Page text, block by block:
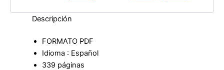
Descripción
FORMATO PDF
Idioma : Español
339 páginas